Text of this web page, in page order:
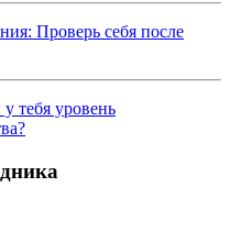
Проверь себя после
тебя уровень